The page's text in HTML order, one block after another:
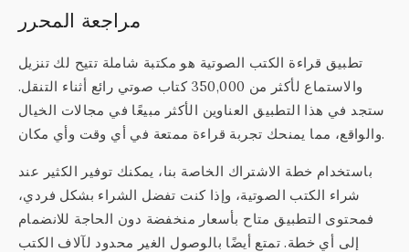
مراجعة المحرر
تطبيق قراءة الكتب الصوتية هو مكتبة شاملة تتيح لك تنزيل
والاستماع لأكثر من 350,000 كتاب صوتي رائع أثناء التنقل.
ستجد في هذا التطبيق العناوين الأكثر مبيعًا في مجالات الخيال
والواقع، مما يمنحك تجربة قراءة ممتعة في أي وقت وأي مكان.
باستخدام خطة الاشتراك الخاصة بنا، يمكنك توفير الكثير عند
شراء الكتب الصوتية، وإذا كنت تفضل الشراء بشكل فردي،
فمحتوى التطبيق متاح بأسعار منخفضة دون الحاجة للانضمام
إلى أي خطة. تمتع أيضًا بالوصول الغير محدود لآلاف الكتب